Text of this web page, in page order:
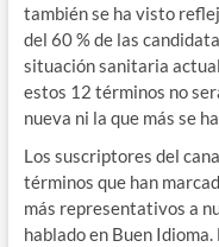
también se ha visto
del 60 % de las
situación sanitaria
estos 12 términos no
nueva ni la que más se
Los suscriptores del
términos que han
más representativos a
hablado en Buen